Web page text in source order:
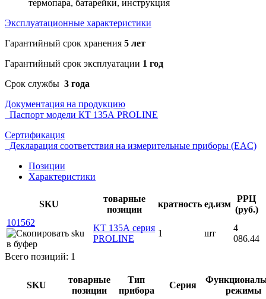
термопара, батарейки, инструкция
Эксплуатационные характеристики
Гарантийный срок хранения 5 лет
Гарантийный срок эксплуатации 1 год
Срок службы 3 года
Документация на продукцию
Паспорт модели КТ 135А PROLINE
Сертификация
Декларация соответствия на измерительные приборы (EAC)
Позиции
Характеристики
SKU
товарные
позиции
кратность ед.изм
РРЦ
(руб.)
101562
KT 135А серия
PROLINE
1 шт
4
086.44
Всего позиций: 1
SKU
товарные
позиции
Тип
прибора
Серия
режимы